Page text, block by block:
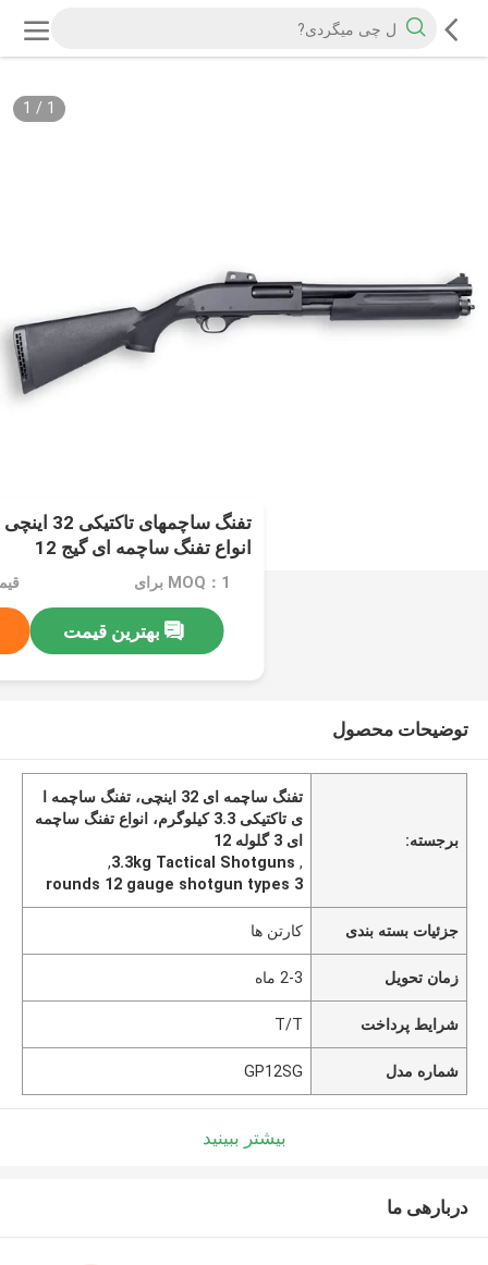
1
/
1
انواع تفنگ ساچمه ای گیج 12
MOQ：1 برای
بهترین قیمت
توضیحات محصول
برجسته:
تفنگ ساچمه ای 32 اینچی، تفنگ ساچمه ا
ی تاکتیکی 3.3 کیلوگرم، انواع تفنگ ساچمه
ای 3 گلوله 12
,
3.3kg Tactical Shotguns
,
3 rounds 12 gauge shotgun types
جزئیات بسته بندی کارتن ها
زمان تحویل 2-3 ماه
شرایط پرداخت T/T
شماره مدل GP12SG
بیشتر ببینید
دربارهی ما